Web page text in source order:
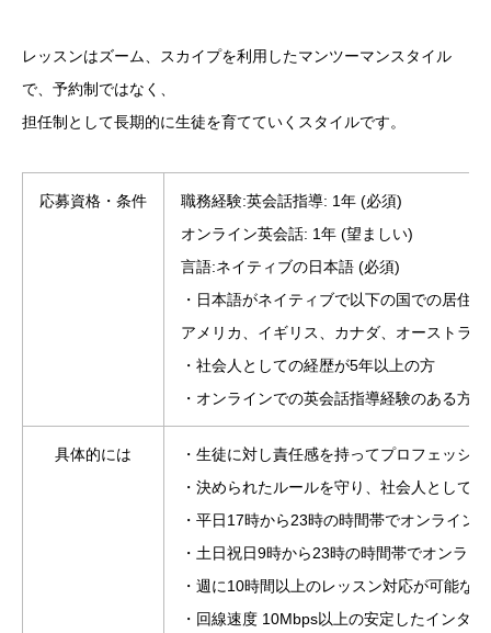
レッスンはズーム、スカイプを利用したマンツーマンスタイル
で、予約制ではなく、
担任制として長期的に生徒を育てていくスタイルです。
応募資格・条件
職務経験:英会話指導: 1年 (必須)
オンライン英会話: 1年 (望ましい)
言語:ネイティブの日本語 (必須)
・日本語がネイティブで以下の国での居住
アメリカ、イギリス、カナダ、オーストラ
・社会人としての経歴が5年以上の方
・オンラインでの英会話指導経験のある方
具体的には
・生徒に対し責任感を持ってプロフェッシ
・決められたルールを守り、社会人として
・平日17時から23時の時間帯でオンライン
・土日祝日9時から23時の時間帯でオンラ
・週に10時間以上のレッスン対応が可能な方
・回線速度 10Mbps以上の安定したインタ